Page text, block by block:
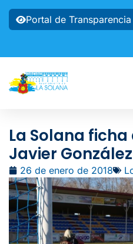
Portal de Transparencia
La Solana
Javier González
26 de enero de 2018